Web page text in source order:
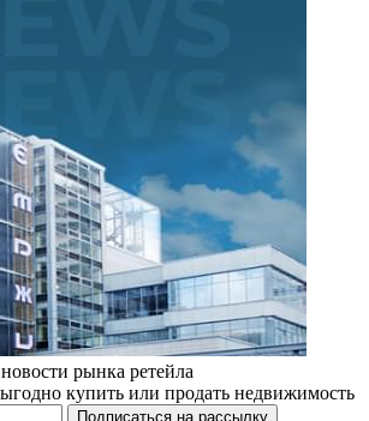
рынка ретейла
купить или продать недвижимость